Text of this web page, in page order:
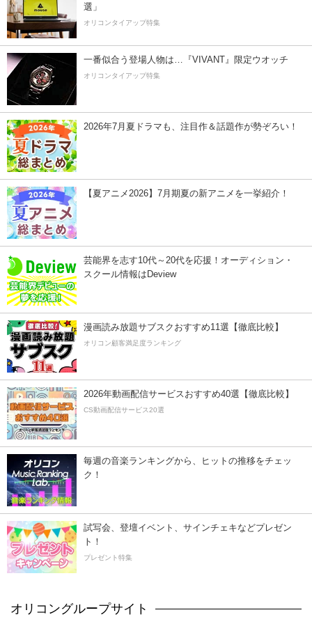
選」
オリコンタイアップ特集
一番似合う登場人物は…『VIVANT』限定ウオッチ
オリコンタイアップ特集
2026年7月夏ドラマも、注目作＆話題作が勢ぞろい！
【夏アニメ2026】7月期夏の新アニメを一挙紹介！
芸能界を志す10代～20代を応援！オーディション・
スクール情報はDeview
漫画読み放題サブスクおすすめ11選【徹底比較】
オリコン顧客満足度ランキング
2026年動画配信サービスおすすめ40選【徹底比較】
CS動画配信サービス20選
毎週の音楽ランキングから、ヒットの推移をチェッ
ク！
試写会、登壇イベント、サインチェキなどプレゼン
ト！
プレゼント特集
オリコングループサイト